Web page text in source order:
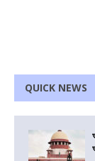
QUICK NEWS